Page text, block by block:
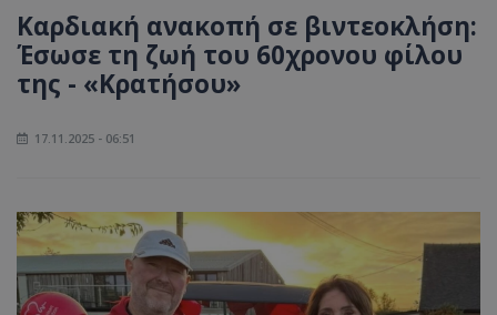
Καρδιακή ανακοπή σε βιντεοκλήση:
Έσωσε τη ζωή του 60χρονου φίλου
της - «Κρατήσου»
17.11.2025 - 06:51